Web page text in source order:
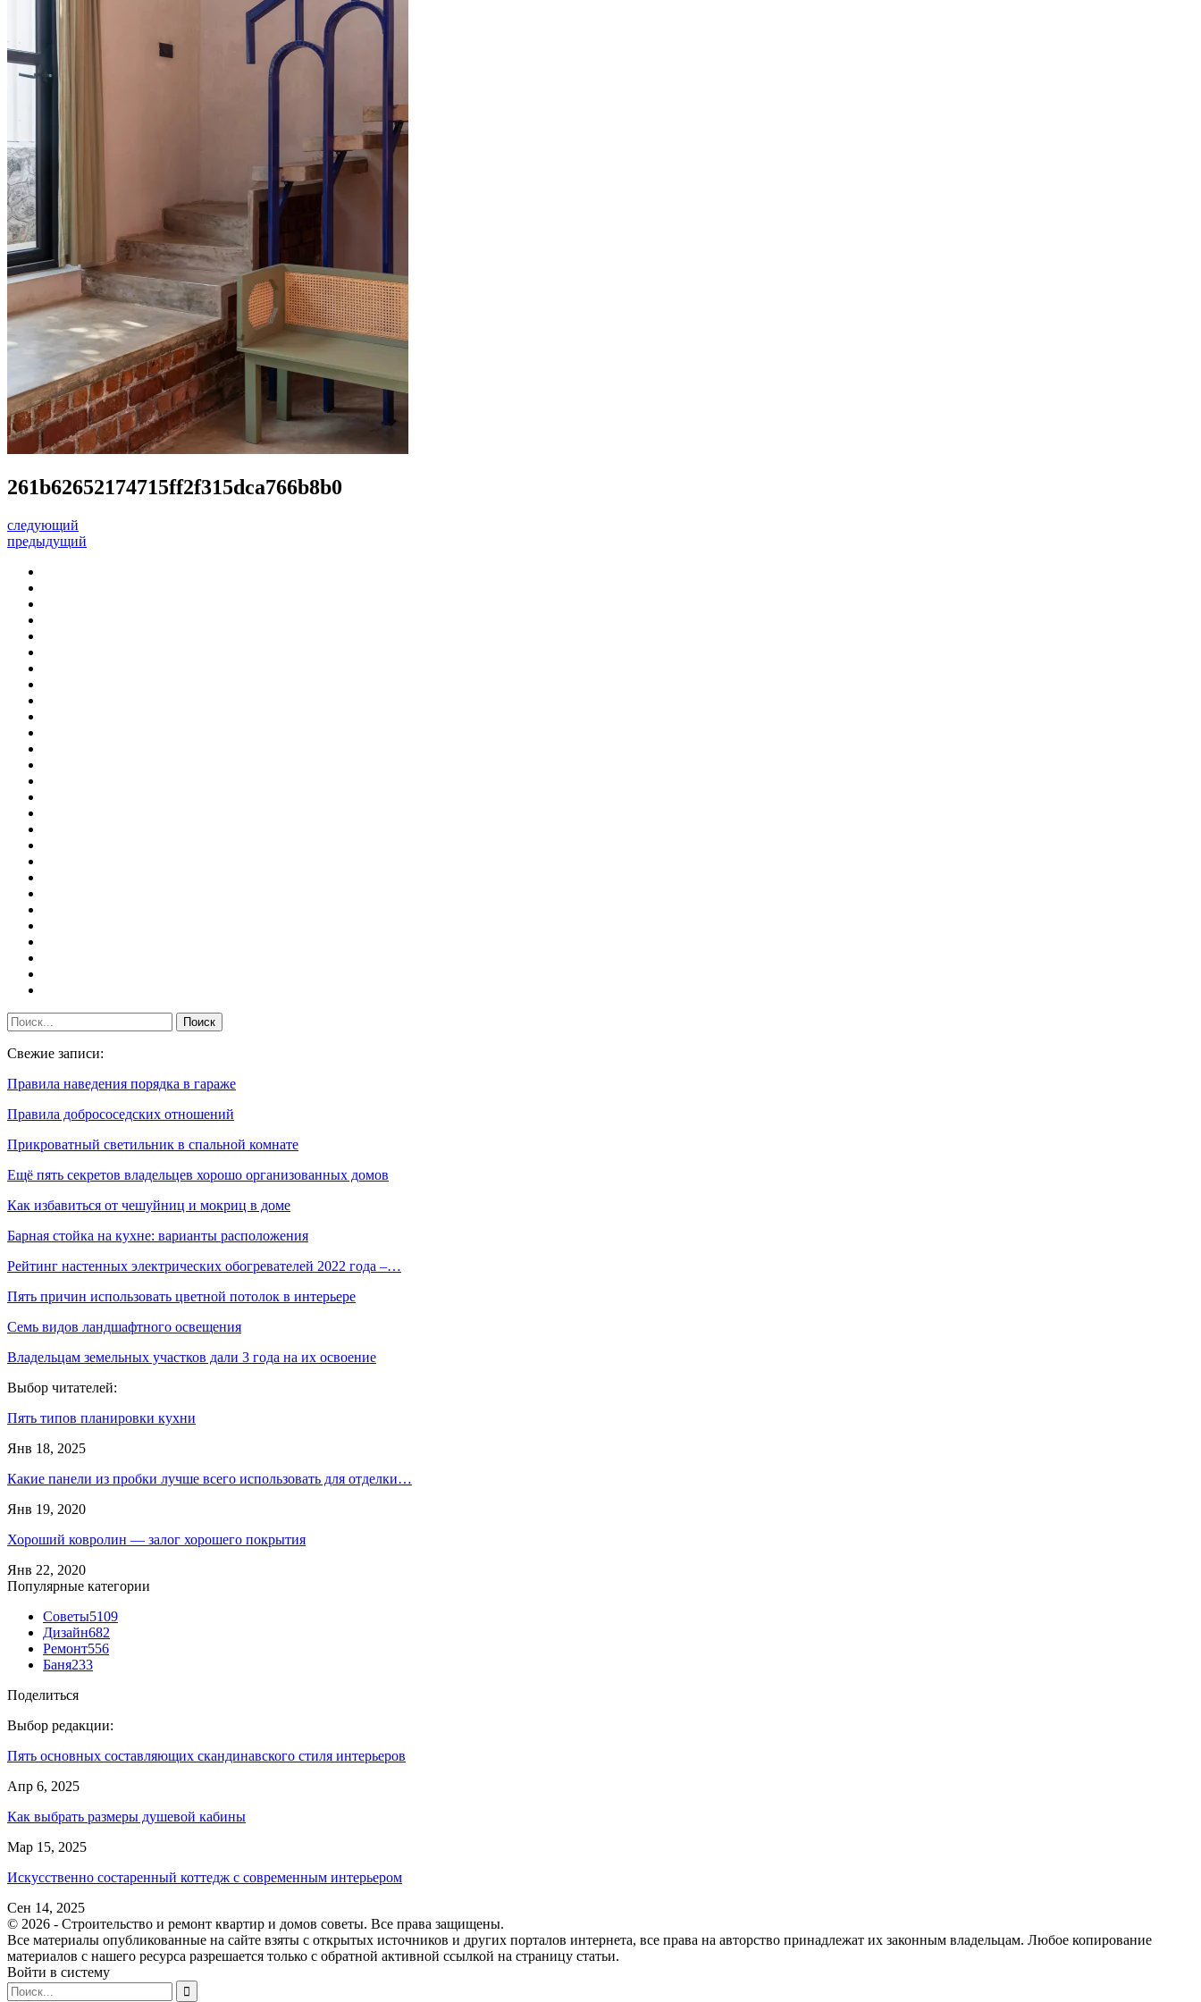
261b62652174715ff2f315dca766b8b0
следующий
предыдущий
Свежие записи:
Правила наведения порядка в гараже
Правила добрососедских отношений
Прикроватный светильник в спальной комнате
Ещё пять секретов владельцев хорошо организованных домов
Как избавиться от чешуйниц и мокриц в доме
Барная стойка на кухне: варианты расположения
Рейтинг настенных электрических обогревателей 2022 года –…
Пять причин использовать цветной потолок в интерьере
Семь видов ландшафтного освещения
Владельцам земельных участков дали 3 года на их освоение
Выбор читателей:
Пять типов планировки кухни
Янв 18, 2025
Какие панели из пробки лучше всего использовать для отделки…
Янв 19, 2020
Хороший ковролин — залог хорошего покрытия
Янв 22, 2020
Популярные категории
Советы5109
Дизайн682
Ремонт556
Баня233
Поделиться
Выбор редакции:
Пять основных составляющих скандинавского стиля интерьеров
Апр 6, 2025
Как выбрать размеры душевой кабины
Мар 15, 2025
Искусственно состаренный коттедж с современным интерьером
Сен 14, 2025
© 2026 - Строительство и ремонт квартир и домов советы. Все права защищены.
Все материалы опубликованные на сайте взяты с открытых источников и других порталов интернета, все права на авторство принадлежат их законным владельцам. Любое копирование
материалов с нашего ресурса разрешается только с обратной активной ссылкой на страницу статьи.
Войти в систему